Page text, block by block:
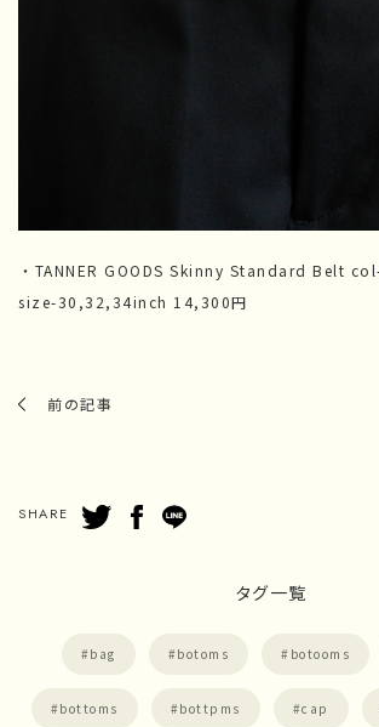
・TANNER GOODS Skinny Standard Belt
size-30,32,34inch 14,300円
前の記事
SHARE
タグ一覧
bag botoms botooms
bottoms bottpms cap